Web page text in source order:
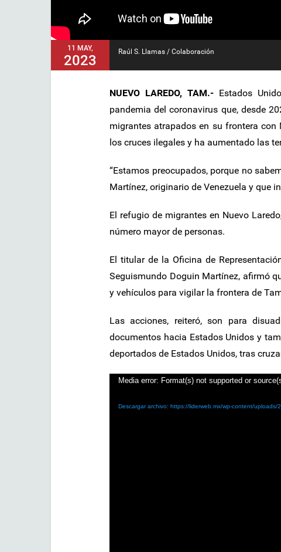
11 MAY,
2023
Raúl S. Llamas / Colaboración
NUEVO LAREDO, TAM.- Estados
pandemia del coronavirus que, desde
migrantes atrapados en su frontera
los cruces ilegales y ha aumentado las
“Estamos preocupados, porque no
Martínez, originario de Venezuela y que
El refugio de migrantes en Nuevo
número mayor de personas.
El titular de la Oficina de
Seguismundo Doguin Martínez, afirmó
y vehículos para vigilar la frontera de
Las acciones, reiteró, son para
documentos hacia Estados Unidos y
deportados de Estados Unidos, tras
Reproductor
Media error: Format(s) not supported or
Descargar archivo: https://liderweb.mx/wp-content/uploads/